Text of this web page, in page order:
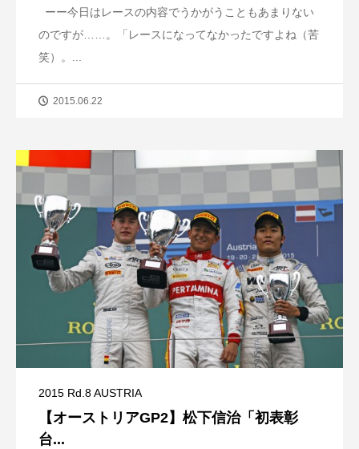
ーー今日はレースの内容でうかがうこともあまりない
のですが……。「レースになってなかったですよね（苦
笑）。...
2015.06.22
2015 Rd.8 AUSTRIA
【オーストリアGP2】松下信治「初表彰
台...